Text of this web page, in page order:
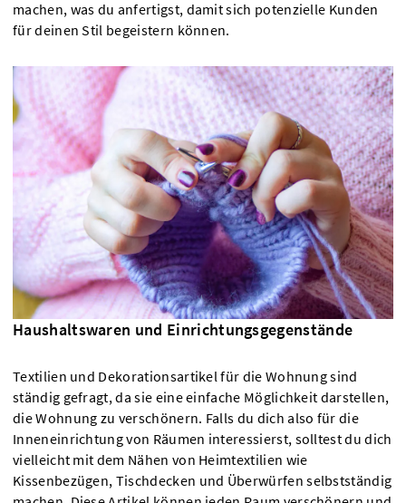
machen, was du anfertigst, damit sich potenzielle Kunden
für deinen Stil begeistern können.
Haushaltswaren und Einrichtungsgegenstände
Textilien und Dekorationsartikel für die Wohnung sind
ständig gefragt, da sie eine einfache Möglichkeit darstellen,
die Wohnung zu verschönern. Falls du dich also für die
Inneneinrichtung von Räumen interessierst, solltest du dich
vielleicht mit dem Nähen von Heimtextilien wie
Kissenbezügen, Tischdecken und Überwürfen selbstständig